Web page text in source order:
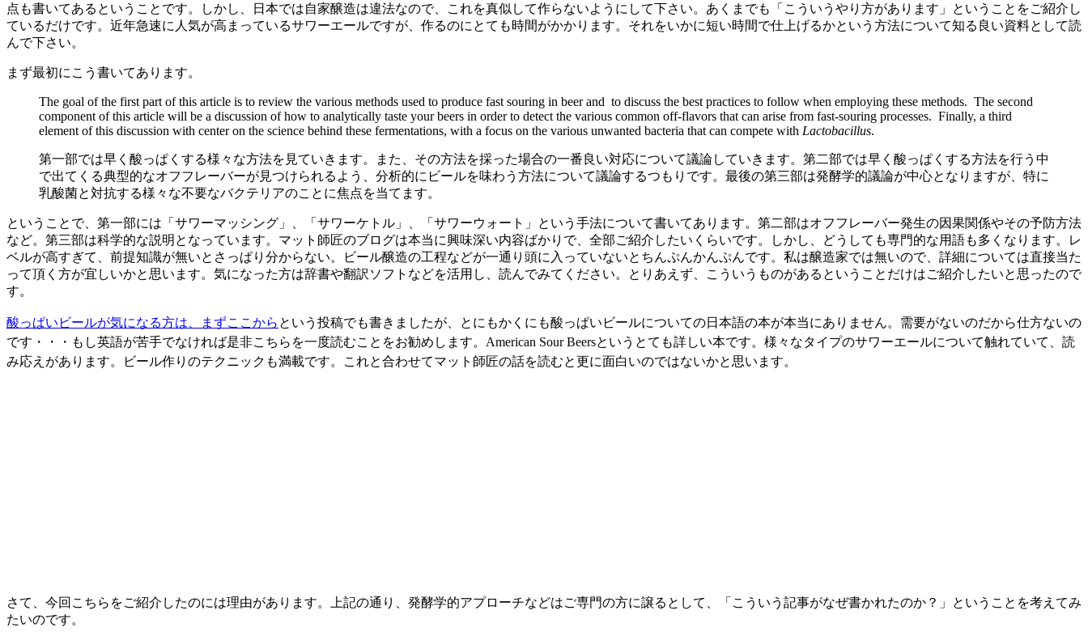
点も書いてあるということです。しかし、日本では自家醸造は違法なので、これを真似して作らないようにして下さい。あくまでも「こういうやり方があります」ということをご紹介し
ているだけです。近年急速に人気が高まっているサワーエールですが、作るのにとても時間がかかります。それをいかに短い時間で仕上げるかという方法について知る良い資料として読
んで下さい。
まず最初にこう書いてあります。
The goal of the first part of this article is to review the various methods used to produce fast souring in beer and to discuss the best practices to follow when employing these methods. The second
component of this article will be a discussion of how to analytically taste your beers in order to detect the various common off-flavors that can arise from fast-souring processes. Finally, a third
element of this discussion with center on the science behind these fermentations, with a focus on the various unwanted bacteria that can compete with Lactobacillus.
第一部では早く酸っぱくする様々な方法を見ていきます。また、その方法を採った場合の一番良い対応について議論していきます。第二部では早く酸っぱくする方法を行う中
で出てくる典型的なオフフレーバーが見つけられるよう、分析的にビールを味わう方法について議論するつもりです。最後の第三部は発酵学的議論が中心となりますが、特に
乳酸菌と対抗する様々な不要なバクテリアのことに焦点を当てます。
ということで、第一部には「サワーマッシング」、「サワーケトル」、「サワーウォート」という手法について書いてあります。第二部はオフフレーバー発生の因果関係やその予防方法
など。第三部は科学的な説明となっています。マット師匠のブログは本当に興味深い内容ばかりで、全部ご紹介したいくらいです。しかし、どうしても専門的な用語も多くなります。レ
ベルが高すぎて、前提知識が無いとさっぱり分からない。ビール醸造の工程などが一通り頭に入っていないとちんぷんかんぷんです。私は醸造家では無いので、詳細については直接当た
って頂く方が宜しいかと思います。気になった方は辞書や翻訳ソフトなどを活用し、読んでみてください。とりあえず、こういうものがあるということだけはご紹介したいと思ったので
す。
酸っぱいビールが気になる方は、まずここから という投稿でも書きましたが、とにもかくにも酸っぱいビールについての日本語の本が本当にありません。需要がないのだから仕方ないの
です・・・ もし英語が苦手でなければ是非こちらを一度読むことをお勧めします。 American Sour Beersというとても詳しい本です。様々なタイプのサワーエールについて触れていて、読
み応えがあります。ビール作りのテクニックも満載です。これと合わせてマット師匠の話を読むと更に面白いのではないかと思います。
さて、今回こちらをご紹介したのには理由があります。上記の通り、発酵学的アプローチなどはご専門の方に譲るとして、「こういう記事がなぜ書かれたのか？」ということを考えてみ
たいのです。